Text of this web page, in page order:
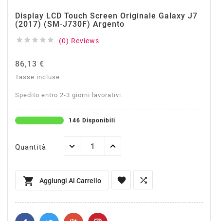
Display LCD Touch Screen Originale Galaxy J7
(2017) (SM-J730F) Argento
     (0) Reviews
86,13 €
Tasse incluse
Spedito entro 2-3 giorni lavorativi.
146 Disponibili
Quantità
 Aggiungi Al Carrello  